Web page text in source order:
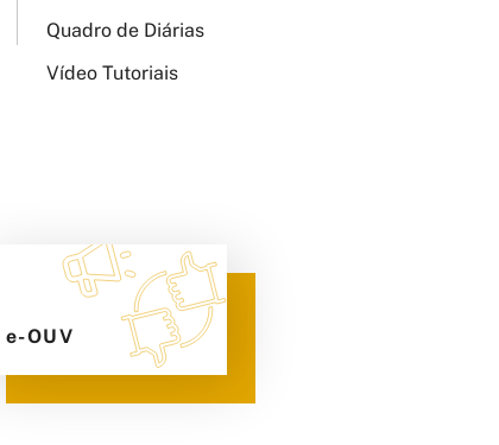
Quadro de Diárias
Vídeo Tutoriais
e-OUV